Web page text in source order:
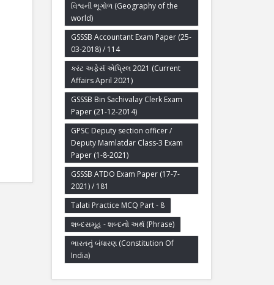
વિશ્વની ભૂગોળ (Geography of the
world)
GSSSB Accountant Exam Paper (25-
03-2018) / 114
કરંટ અફેર્સ એપ્રિલ 2021 (Current
Affairs April 2021)
GSSSB Bin Sachivalay Clerk Exam
Paper (21-12-2014)
GPSC Deputy section officer /
Deputy Mamlatdar Class-3 Exam
Paper (1-8-2021)
GSSSB ATDO Exam Paper (17-7-
2021) / 181
Talati Practice MCQ Part - 8
શબ્દસમૂહ - શબ્દનો અર્થ (Phrase)
ભારતનું બંધારણ (Constitution Of
India)